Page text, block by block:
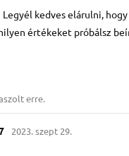
Legyél kedves elárulni,
értékeket próbálsz
erre.
2023. szept 29.